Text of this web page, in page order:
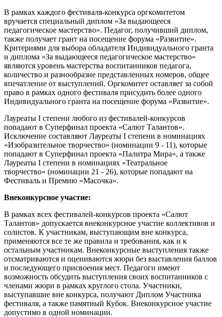
В рамках каждого фестиваля-конкурса оргкомитетом
вручается специальный диплом «За выдающееся
педагогическое мастерство». Педагог, получивший диплом,
также получает грант на посещение форума «Развитие».
Критериями для выбора обладателя Индивидуального гранта
и диплома «За выдающееся педагогическое мастерство»
являются уровень мастерства воспитанников педагога,
количество и разнообразие представленных номеров, общее
впечатление от выступлений. Оргкомитет оставляет за собой
право в рамках одного фестиваля присудить более одного
Индивидуального гранта на посещение форума «Развитие».
Лауреаты I степени любого из фестивалей-конкурсов
попадают в Суперфинал проекта «Салют Талантов».
Исключение составляют Лауреаты I степени в номинациях
«Изобразительное творчество» (номинации 9 - 11), которые
попадают в Суперфинал проекта «Палитра Мира», а также
Лауреаты I степени в номинациях «Театральное
творчество» (номинации 21 - 26), которые попадают на
Фестиваль и Премию «Масочка».
Внеконкурсное участие:
В рамках всех фестивалей-конкурсов проекта «Салют
Талантов» допускается внеконкурсное участие коллективов и
солистов. К участникам, выступающим вне конкурса,
применяются все те же правила и требования, как и к
остальным участникам. Внеконкурсные выступления также
отсматриваются и оцениваются жюри без выставления баллов
и последующего присвоения мест. Педагоги имеют
возможность обсудить выступления своих воспитанников с
членами жюри в рамках круглого стола. Участники,
выступавшие вне конкурса, получают Диплом Участника
фестиваля, а также памятный Кубок. Внеконкурсное участие
допустимо в одной номинации.